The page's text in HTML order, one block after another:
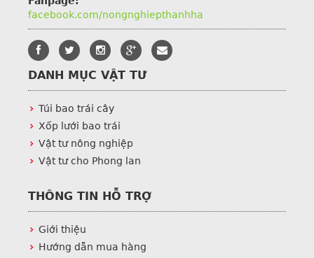
facebook.com/nongnghiepthanhha
DANH MỤC VẬT TƯ
Túi bao trái cây
Xốp lưới bao trái
Vật tư nông nghiệp
Vật tư cho Phong lan
THÔNG TIN HỖ TRỢ
Giới thiệu
Hướng dẫn mua hàng